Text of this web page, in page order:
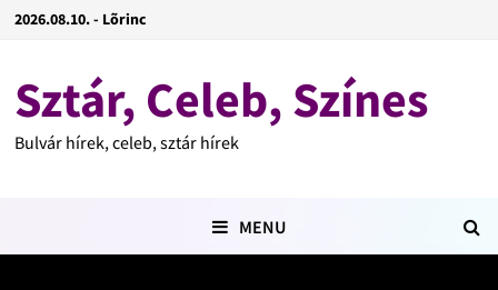
2026.08.10. - Lõrinc
Sztár, Celeb, Színes
Bulvár hírek, celeb, sztár hírek
MENU